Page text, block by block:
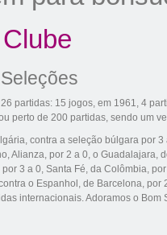
partidas: 15 jogos, em 1961 , 4
perto de 200 partidas, sendo um
, contra a seleção búlgara por 3
Alianza, por 2 a 0, o Guadalajara,
por 3 a 0, Santa Fé, da Colômbia ,
o Espanhol, de Barcelona , por
internacionais. Adoramos o Bom